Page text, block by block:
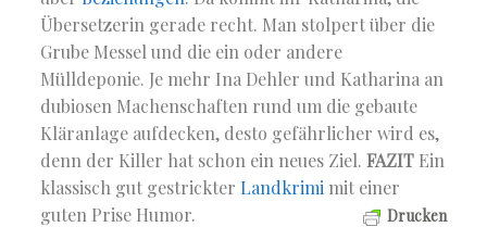
Übersetzerin gerade recht. Man stolpert über die
Grube Messel und die ein oder andere
Mülldeponie. Je mehr Ina Dehler und Katharina an
dubiosen Machenschaften rund um die gebaute
Kläranlage aufdecken, desto gefährlicher wird es,
denn der Killer hat schon ein neues Ziel.FAZIT Ein
klassisch gut gestrickter Landkrimi mit einer
guten Prise Humor.
Drucken